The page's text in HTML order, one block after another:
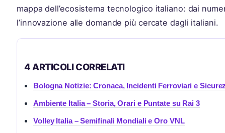
mappa dell’ecosistema tecnologico italiano: dai
l’innovazione alle domande più cercate dagli italiani.
4 ARTICOLI CORRELATI
Bologna Notizie: Cronaca, Incidenti Ferroviari e
Ambiente Italia – Storia, Orari e Puntate su Rai 3
Volley Italia – Semifinali Mondiali e Oro VNL